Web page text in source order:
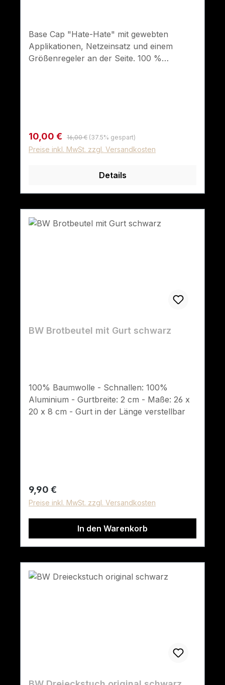
Base Cap "Hate-Hate" mit gewebten
Applikationen, Netzeinsatz und einem
Größenregeler an der Seite. 100 %
Verkaufspreis:
10,00 € Regulärer Preis:
16,00 € (37.5% gespart)
Preise inkl. MwSt. zzgl. Versandkosten
Details
BW Brotbeutel mit Gurt schwarz
100% Baumwolle - Schnallen: 100%
Aluminium - Gurtbreite: 2 cm - Maße: 26 x
20 x 8 cm - Gurt in der Länge verstellbar
Regulärer Preis:
9,90 €
Preise inkl. MwSt. zzgl. Versandkosten
In den Warenkorb